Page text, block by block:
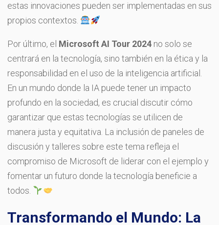
estas innovaciones pueden ser implementadas en sus
propios contextos.
Por último, el Microsoft AI Tour 2024 no solo se
centrará en la tecnología, sino también en la ética y la
responsabilidad en el uso de la inteligencia artificial.
En un mundo donde la IA puede tener un impacto
profundo en la sociedad, es crucial discutir cómo
garantizar que estas tecnologías se utilicen de
manera justa y equitativa. La inclusión de paneles de
discusión y talleres sobre este tema refleja el
compromiso de Microsoft de liderar con el ejemplo y
fomentar un futuro donde la tecnología beneficie a
todos.
Transformando el Mundo: La